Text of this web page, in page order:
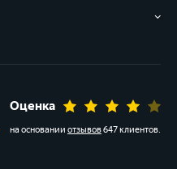
Оценка
на основании отзывов647 клиентов.